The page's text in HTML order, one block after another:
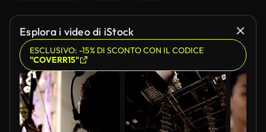
Esplora i video di iStock
ESCLUSIVO: -15% DI SCONTO CON IL CODICE
"COVERR15"